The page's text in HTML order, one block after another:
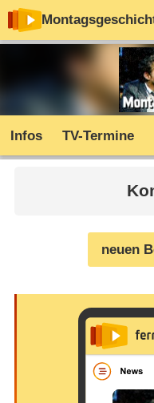
Infos TV-Termine
neuen